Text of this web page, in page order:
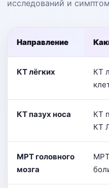
исследований и
Направление
КТ лёгких
КТ
КТ пазух носа
КТ
КТ
МРТ головного
мозга